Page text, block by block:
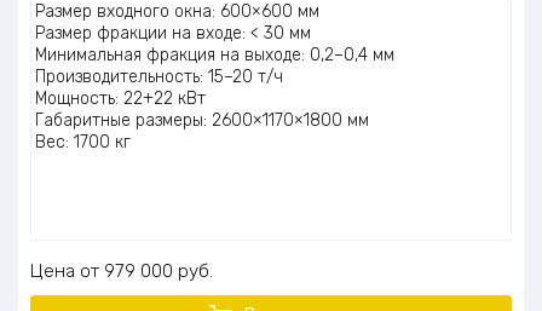
Размер входного окна: 600×600 мм
Размер фракции на входе: < 30 мм
Минимальная фракция на выходе: 0,2–0,4 мм
Производительность: 15–20 т/ч
Мощность: 22+22 кВт
Габаритные размеры: 2600×1170×1800 мм
Вес: 1700 кг
Цена 979 000 руб.